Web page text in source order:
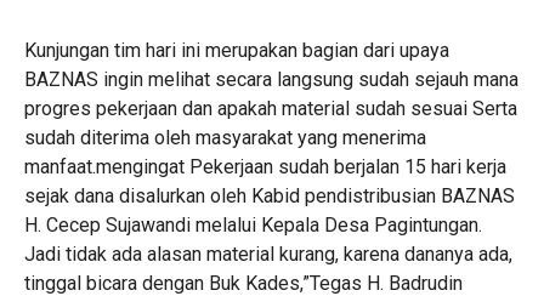
Kunjungan tim hari ini merupakan bagian dari upaya
BAZNAS ingin melihat secara langsung sudah sejauh mana
progres pekerjaan dan apakah material sudah sesuai Serta
sudah diterima oleh masyarakat yang menerima
manfaat.mengingat Pekerjaan sudah berjalan 15 hari kerja
sejak dana disalurkan oleh Kabid pendistribusian BAZNAS
H. Cecep Sujawandi melalui Kepala Desa Pagintungan.
Jadi tidak ada alasan material kurang, karena dananya ada,
tinggal bicara dengan Buk Kades,”Tegas H. Badrudin